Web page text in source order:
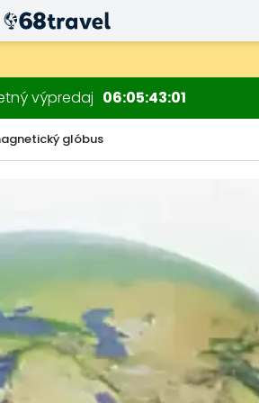
výpredaj 06054259
glóbus